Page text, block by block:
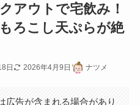
アウトで宅飲み！
ろこし天ぷらが絶
日 2026年4月9日 ナツメ
広告が含まれる場合があり